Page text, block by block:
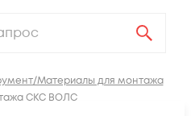
Материалы для монтажа
СКС ВОЛС